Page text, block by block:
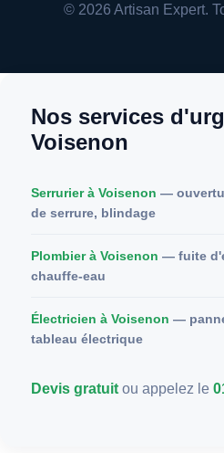
© 2026 Artisan Expert.
Nos services
Voisenon
Serrurier à Voisenon —
de serrure, blindage
Plombier à Voisenon — fuite
chauffe-eau
Électricien à Voisenon —
tableau électrique
Devis gratuit ou appelez le